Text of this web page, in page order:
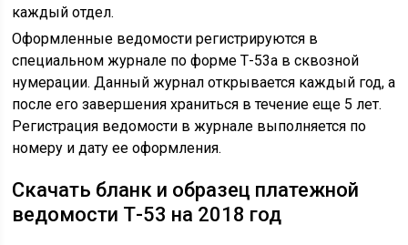
каждый отдел.
Оформленные ведомости регистрируются в
специальном журнале по форме Т-53а в сквозной
нумерации. Данный журнал открывается каждый год, а
после его завершения храниться в течение еще 5 лет.
Регистрация ведомости в журнале выполняется по
номеру и дату ее оформления.
Скачать бланк и образец платежной
ведомости Т-53 на 2018 год